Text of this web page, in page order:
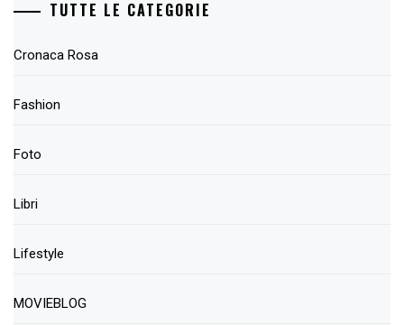
TUTTE LE CATEGORIE
Cronaca Rosa
Fashion
Foto
Libri
Lifestyle
MOVIEBLOG